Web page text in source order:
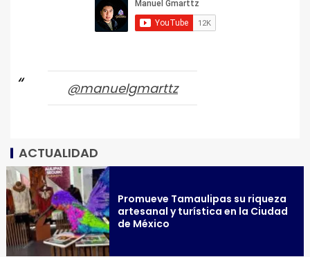
@manuelgmarttz
ACTUALIDAD
Promueve Tamaulipas su riqueza
artesanal y turística en la Ciudad
de México